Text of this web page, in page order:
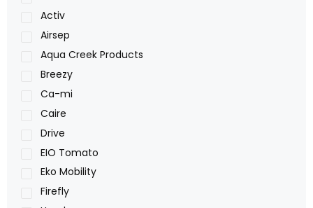
Activ
Airsep
Aqua Creek Products
Breezy
Ca-mi
Caire
Drive
EIO Tomato
Eko Mobility
Firefly